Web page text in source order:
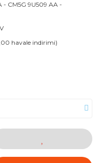
- CM5G 9U509 AA -
havale indirimi)